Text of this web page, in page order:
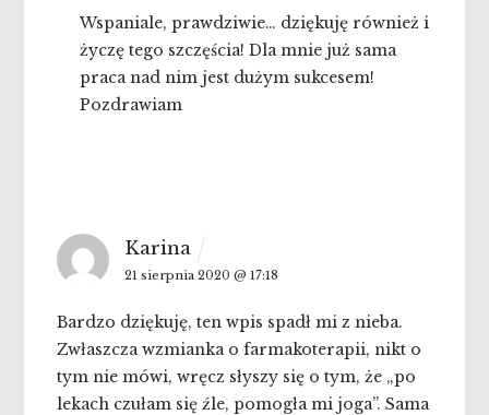
Wspaniale, prawdziwie… dziękuję również i
życzę tego szczęścia! Dla mnie już sama
praca nad nim jest dużym sukcesem!
Pozdrawiam
Karina
21 sierpnia 2020 @ 17:18
Bardzo dziękuję, ten wpis spadł mi z nieba.
Zwłaszcza wzmianka o farmakoterapii, nikt o
tym nie mówi, wręcz słyszy się o tym, że „po
lekach czułam się źle, pomogła mi joga”. Sama